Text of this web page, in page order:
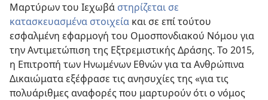
Μαρτύρων του Ιεχωβά στηρίζεται σε
κατασκευασμένα στοιχεία και σε επί τούτου
εσφαλμένη εφαρμογή του Ομοσπονδιακού Νόμου για
την Αντιμετώπιση της Εξτρεμιστικής Δράσης. Το 2015,
η Επιτροπή των Ηνωμένων Εθνών για τα Ανθρώπινα
Δικαιώματα εξέφρασε τις ανησυχίες της «για τις
πολυάριθμες αναφορές που μαρτυρούν ότι ο νόμος